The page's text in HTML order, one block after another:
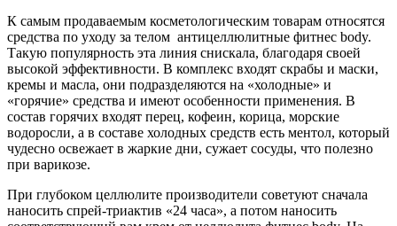
К самым продаваемым косметологическим товарам относятся
средства по уходу за телом антицеллюлитные фитнес body.
Такую популярность эта линия снискала, благодаря своей
высокой эффективности. В комплекс входят скрабы и маски,
кремы и масла, они подразделяются на «холодные» и
«горячие» средства и имеют особенности применения. В
состав горячих входят перец, кофеин, корица, морские
водоросли, а в составе холодных средств есть ментол, который
чудесно освежает в жаркие дни, сужает сосуды, что полезно
при варикозе.
При глубоком целлюлите производители советуют сначала
наносить спрей-триактив «24 часа», а потом наносить